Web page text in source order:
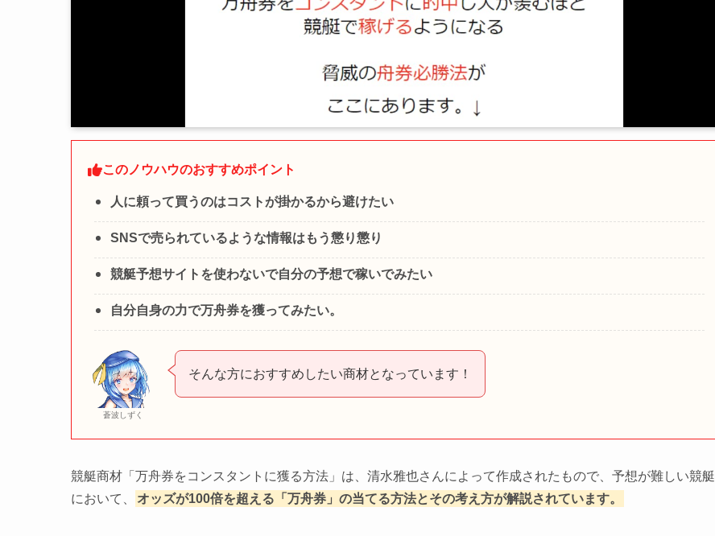
このノウハウのおすすめポイント
人に頼って買うのはコストが掛かるから避けたい
SNSで売られているような情報はもう懲り懲り
競艇予想サイトを使わないで自分の予想で稼いでみたい
自分自身の力で万舟券を獲ってみたい。
蒼波しずく
そんな方におすすめしたい商材となっています！
競艇商材「万舟券をコンスタントに獲る方法」は、清水雅也さんによって作成されたもので、予想が難しい競艇
において、
オッズが100倍を超える「万舟券」の当てる方法とその考え方が解説されています。